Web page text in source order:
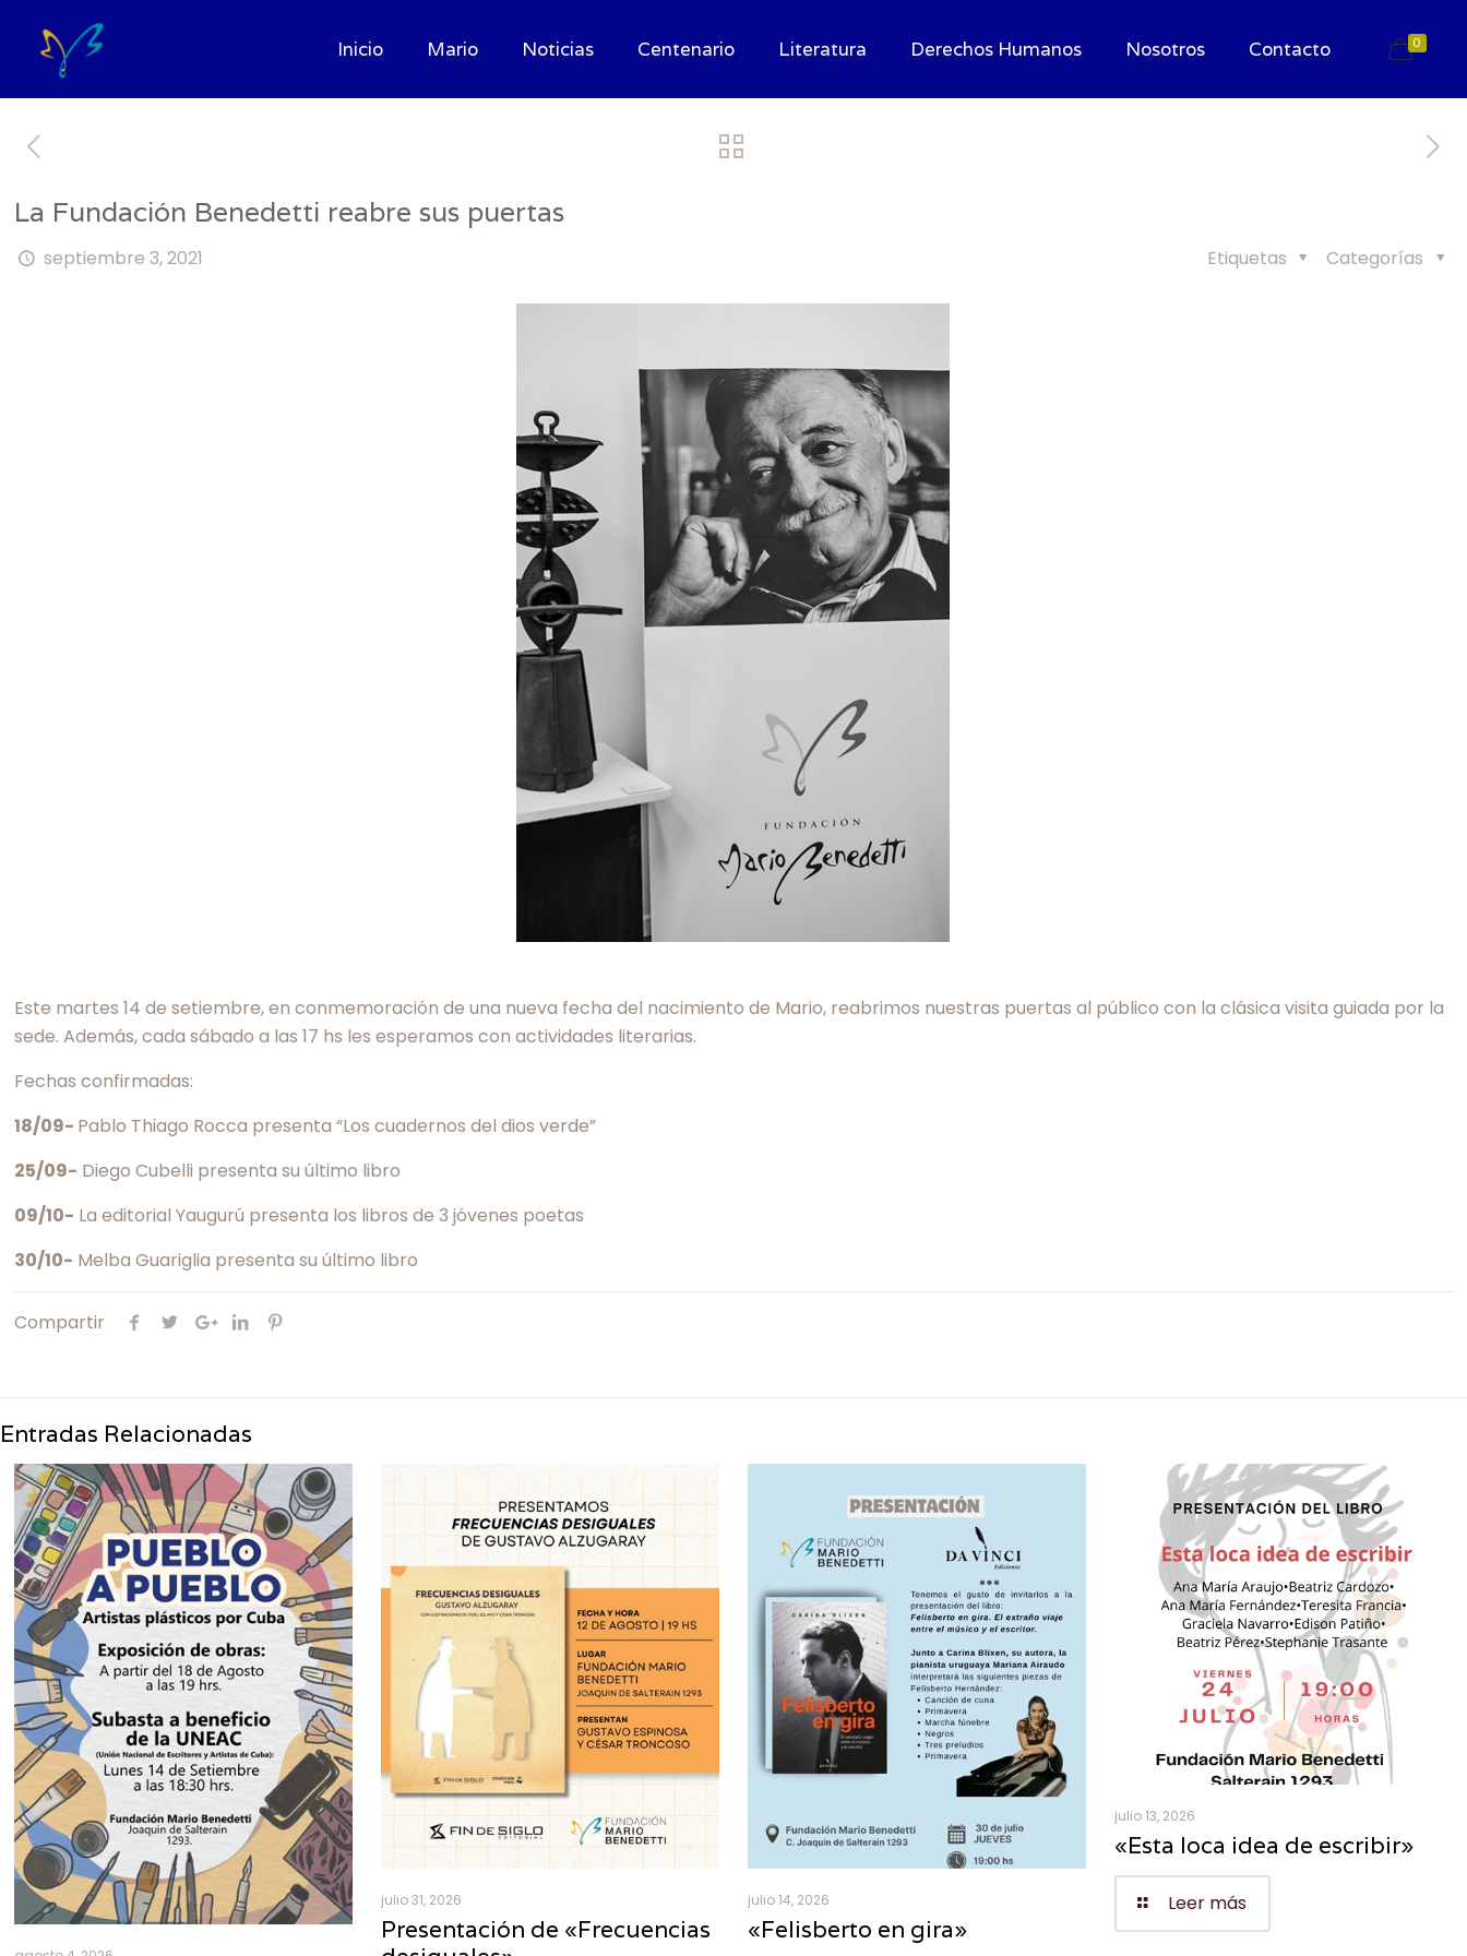
Inicio Mario Noticias Centenario Literatura Derechos Humanos Nosotros Contacto 0
La Fundación Benedetti reabre sus puertas
septiembre 3, 2021 Categorías
Etiquetas
Este martes 14 de setiembre, en conmemoración de una nueva fecha del nacimiento de Mario, reabrimos nuestras puertas al público con la clásica visita guiada por la
sede. Además, cada sábado a las 17 hs les esperamos con actividades literarias.
Fechas confirmadas:
18/09- Pablo Thiago Rocca presenta “Los cuadernos del dios verde”
25/09- Diego Cubelli presenta su último libro
09/10- La editorial Yaugurú presenta los libros de 3 jóvenes poetas
30/10- Melba Guariglia presenta su último libro
Compartir
Entradas Relacionadas
julio 31, 2026
Presentación de «Frecuencias
julio 14, 2026
«Felisberto en gira»
julio 13, 2026
«Esta loca idea de escribir»
Leer más